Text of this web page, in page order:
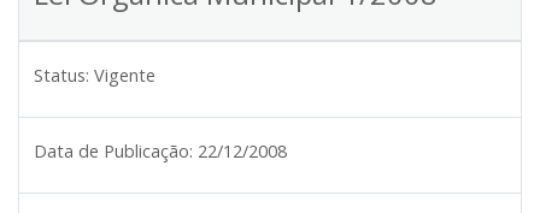
Status: Vigente
Data de Publicação: 22/12/2008